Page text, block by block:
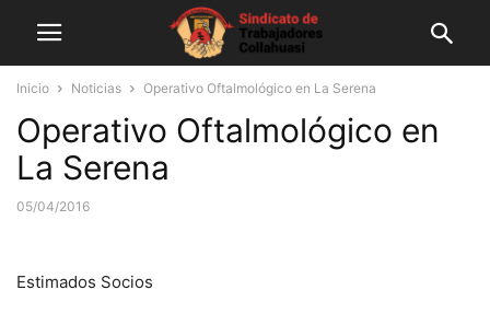
Inicio Noticias Operativo Oftalmológico en La Serena
Operativo Oftalmológico en
La Serena
05/04/2016
Estimados Socios